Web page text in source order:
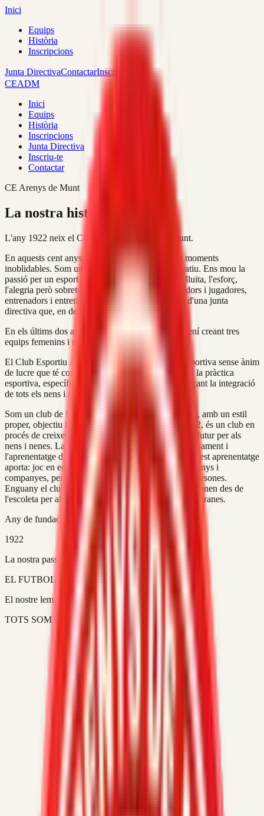
Inici
Equips
Història
Inscripcions
Junta DirectivaContactarInscriu-te
CEADM
Inici
Equips
Història
Inscripcions
Junta Directiva
Inscriu-te
Contactar
CE Arenys de Munt
La nostra història
L'any 1922 neix el Club Esportiu Arenys de Munt.
En aquests cent anys d'història hem viscut molts moments
inoblidables. Som un club proper, familiar i educatiu. Ens mou la
passió per un esport inclusiu, on es demostren la lluita, l'esforç,
l'alegria però sobretot la unió. La unió d'uns jugadors i jugadores,
entrenadors i entrenadores, delegats i delegades i d'una junta
directiva que, en definitiva, formen el nostre club.
En els últims dos anys hem apostat pel futbol femení creant tres
equips femenins i molts equips mixtes.
El Club Esportiu Arenys de Munt és una entitat esportiva sense ànim
de lucre que té com a principal missió promocionar la pràctica
esportiva, específicament l'esport del futbol, mitjançant la integració
de tots els nens i nenes de la nostra vila.
Som un club de formació de jugadors des de la base, amb un estil
proper, objectiu i sobretot familiar. Fundat l'any 1922, és un club en
procés de creixement i amb un projecte de present i futur per als
nens i nenes. La direcció del club es basa en l'ensenyament i
l'aprenentatge d'aquest esport d'equip i tot el que aquest aprenentatge
aporta: joc en equip, aprendre a compartir, ser companys i
companyes, però per sobre de tot, formació com a persones.
Enguany el club consta de catorze equips que comprenen des de
l'escoleta per als més menuts fins a dos equips de veteranes.
Any de fundació
1922
La nostra passió:
EL FUTBOL
El nostre lema:
TOTS SOM UN